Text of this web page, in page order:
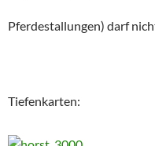
Pferdestallungen) darf
Tiefenkarten: